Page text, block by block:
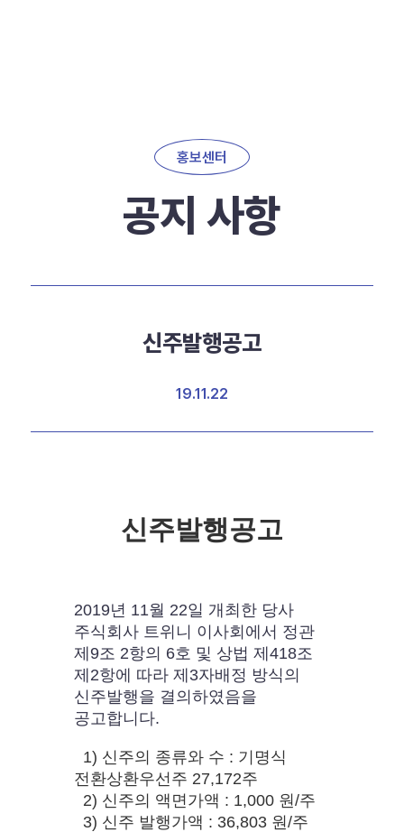
홍보센터
공지 사항
신주발행공고
19.11.22
신주발행공고
2019년 11월 22일 개최한 당사
주식회사 트위니 이사회에서 정관
제9조 2항의 6호 및 상법 제418조
제2항에 따라 제3자배정 방식의
신주발행을 결의하였음을
공고합니다.
1) 신주의 종류와 수 : 기명식
전환상환우선주 27,172주
2) 신주의 액면가액 : 1,000 원/주
3) 신주 발행가액 : 36,803 원/주